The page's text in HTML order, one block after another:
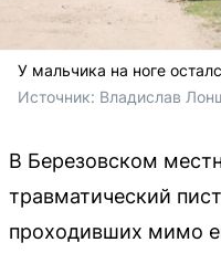
У мальчика на ноге
Источник: Владислав
В Березовском
травматический
проходивших мимо